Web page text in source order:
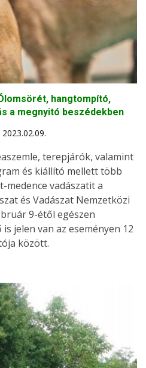
hangtompító,
a megnyitó beszédekben
2023.02.09.
terepjárók, valamint
és kiállító mellett több
medence vadászatit a
és Vadászat Nemzetközi
9-étől egészen
jelen van az eseményen 12
között.